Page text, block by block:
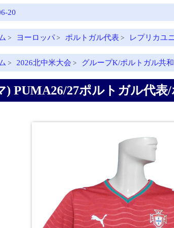
20
> ヨーロッパ> ポルトガル代表 > レプリカユ
> 2026北中米大会 > グループK/ポルトガル共和
) PUMA26/27ポルトガル代表/